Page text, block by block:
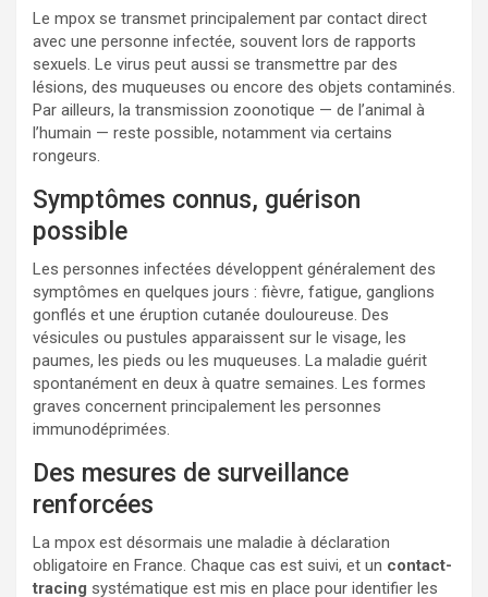
Le mpox se transmet principalement par contact direct
avec une personne infectée, souvent lors de rapports
sexuels. Le virus peut aussi se transmettre par des
lésions, des muqueuses ou encore des objets contaminés.
Par ailleurs, la transmission zoonotique — de l’animal à
l’humain — reste possible, notamment via certains
rongeurs.
Symptômes connus, guérison
possible
Les personnes infectées développent généralement des
symptômes en quelques jours : fièvre, fatigue, ganglions
gonflés et une éruption cutanée douloureuse. Des
vésicules ou pustules apparaissent sur le visage, les
paumes, les pieds ou les muqueuses. La maladie guérit
spontanément en deux à quatre semaines. Les formes
graves concernent principalement les personnes
immunodéprimées.
Des mesures de surveillance
renforcées
La mpox est désormais une maladie à déclaration
obligatoire en France. Chaque cas est suivi, et un contact-
tracing systématique est mis en place pour identifier les